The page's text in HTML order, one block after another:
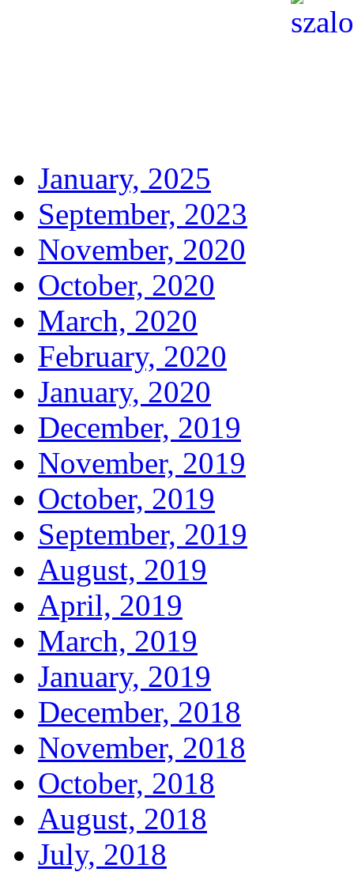
January, 2025
September, 2023
November, 2020
October, 2020
March, 2020
February, 2020
January, 2020
December, 2019
November, 2019
October, 2019
September, 2019
August, 2019
April, 2019
March, 2019
January, 2019
December, 2018
November, 2018
October, 2018
August, 2018
July, 2018